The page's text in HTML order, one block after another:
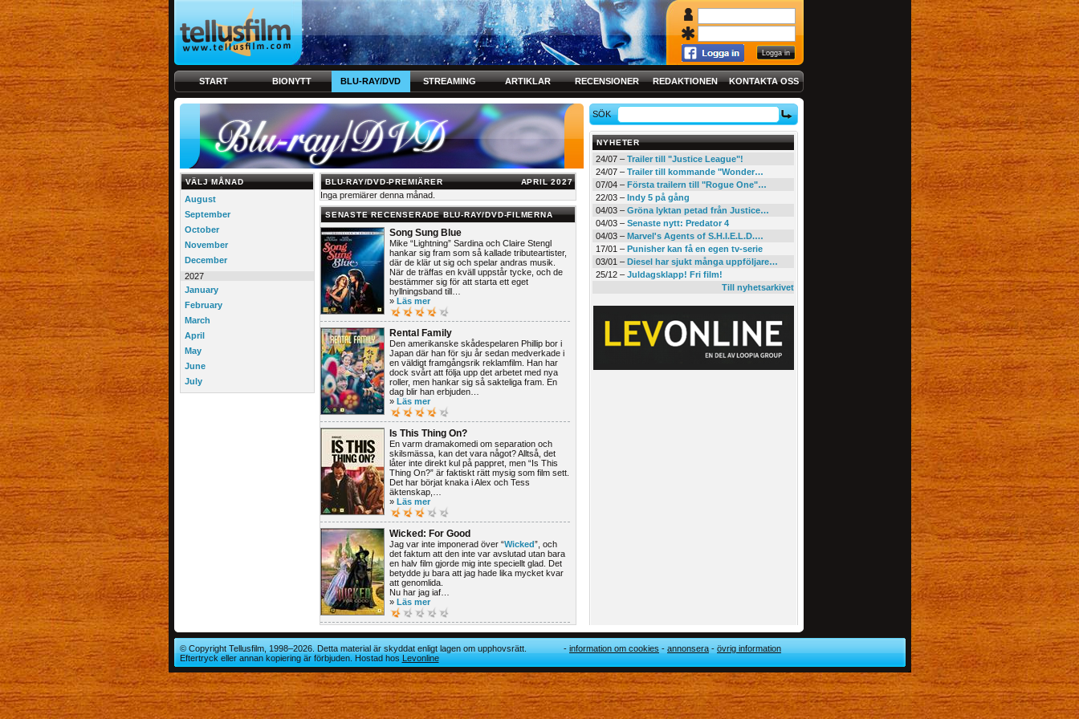
START BIONYTT BLU-RAY/DVD STREAMING ARTIKLAR RECENSIONER REDAKTIONEN KONTAKTA OSS
VÄLJ MÅNAD
August
September
October
November
December
2027
January
February
March
April
May
June
July
BLU-RAY/DVD-PREMIÄRER APRIL 2027
Inga premiärer denna månad.
SENASTE RECENSERADE BLU-RAY/DVD-FILMERNA
Song Sung Blue
Mike “Lightning” Sardina och Claire Stengl
hankar sig fram som så kallade tributeartister,
där de klär ut sig och spelar andras musik.
När de träffas en kväll uppstår tycke, och de
bestämmer sig för att starta ett eget
hyllningsband till…
» Läs mer
Rental Family
Den amerikanske skådespelaren Phillip bor i
Japan där han för sju år sedan medverkade i
en väldigt framgångsrik reklamfilm. Han har
dock svårt att följa upp det arbetet med nya
roller, men hankar sig så sakteliga fram. En
dag blir han erbjuden…
» Läs mer
Is This Thing On?
En varm dramakomedi om separation och
skilsmässa, kan det vara något? Alltså, det
låter inte direkt kul på pappret, men “Is This
Thing On?” är faktiskt rätt mysig som film sett.
Det har börjat knaka i Alex och Tess
äktenskap,…
» Läs mer
Wicked: For Good
Jag var inte imponerad över “Wicked”, och
det faktum att den inte var avslutad utan bara
en halv film gjorde mig inte speciellt glad. Det
betydde ju bara att jag hade lika mycket kvar
att genomlida.
Nu har jag iaf…
» Läs mer
SÖK
NYHETER
24/07 –Trailer till "Justice League"!
24/07 –Trailer till kommande "Wonder…
07/04 –Första trailern till "Rogue One"…
22/03 –Indy 5 på gång
04/03 –Gröna lyktan petad från Justice…
04/03 –Senaste nytt: Predator 4
04/03 –Marvel's Agents of S.H.I.E.L.D.…
17/01 –Punisher kan få en egen tv-serie
03/01 –Diesel har sjukt många uppföljare…
25/12 –Juldagsklapp! Fri film!
Till nyhetsarkivet
© Copyright Tellusfilm, 1998–2026. Detta material är skyddat enligt lagen om upphovsrätt.
Eftertryck eller annan kopiering är förbjuden. Hostad hosLevonline
information om cookies annonsera övrig information